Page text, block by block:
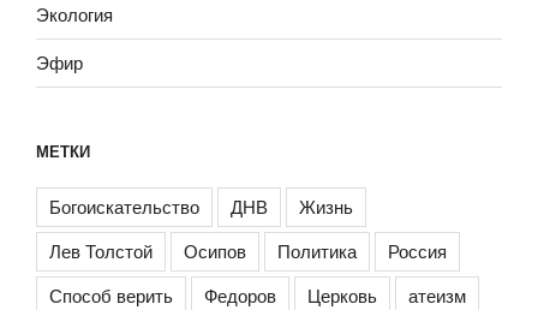
Экология
Эфир
МЕТКИ
Богоискательство ДНВ
Жизнь
Лев Толстой
Осипов Политика
Россия
Способ верить
Федоров Церковь
атеизм